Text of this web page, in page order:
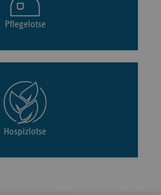
Pflegelotse
Hospizlotse